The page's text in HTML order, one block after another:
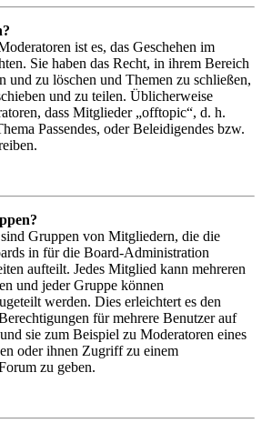
ist es, das Geschehen im
Sie haben das Recht, in ihrem Bereich
und zu löschen und Themen zu schließen,
und zu teilen. Üblicherweise
dass Mitglieder „offtopic“, d. h.
Passendes, oder Beleidigendes bzw.
Gruppen von Mitgliedern, die die
in für die Board-Administration
aufteilt. Jedes Mitglied kann mehreren
und jeder Gruppe können
werden. Dies erleichtert es den
für mehrere Benutzer auf
sie zum Beispiel zu Moderatoren eines
oder ihnen Zugriff zu einem
zu geben.